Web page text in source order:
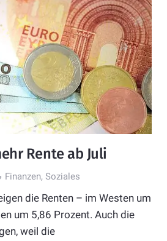
Rente ab Juli
Finanzen,Soziales
die Renten – im Westen um
um 5,86 Prozent. Auch die
weil die